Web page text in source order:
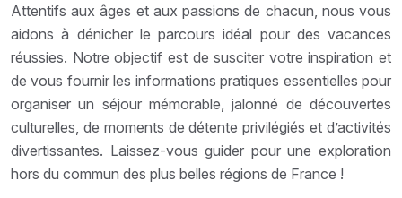
Attentifs aux âges et aux passions de chacun, nous vous
aidons à dénicher le parcours idéal pour des vacances
réussies. Notre objectif est de susciter votre inspiration et
de vous fournir les informations pratiques essentielles pour
organiser un séjour mémorable, jalonné de découvertes
culturelles, de moments de détente privilégiés et d’activités
divertissantes. Laissez-vous guider pour une exploration
hors du commun des plus belles régions de France !